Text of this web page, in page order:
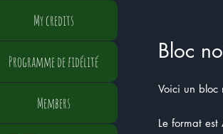
Bloc
Voici un bloc
Le format
My credits
Programme de fidélité
Members